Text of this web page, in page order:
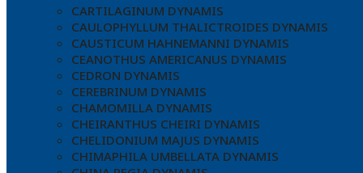
CARTILAGINUM DYNAMIS
CAULOPHYLLUM THALICTROIDES DYNAMIS
CAUSTICUM HAHNEMANNI DYNAMIS
CEANOTHUS AMERICANUS DYNAMIS
CEDRON DYNAMIS
CEREBRINUM DYNAMIS
CHAMOMILLA DYNAMIS
CHEIRANTHUS CHEIRI DYNAMIS
CHELIDONIUM MAJUS DYNAMIS
CHIMAPHILA UMBELLATA DYNAMIS